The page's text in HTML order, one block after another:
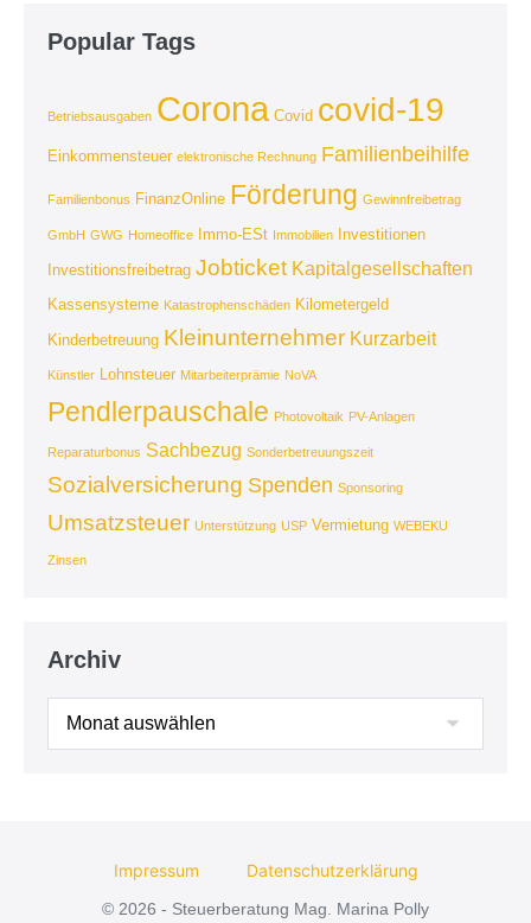
Popular Tags
Betriebsausgaben Corona Covid covid-19
Einkommensteuer elektronische Rechnung Familienbeihilfe
Familienbonus FinanzOnline Förderung Gewinnfreibetrag
GmbH GWG Homeoffice Immo-ESt Immobilien
Investitionen
Investitionsfreibetrag Jobticket Kapitalgesellschaften
Kassensysteme Katastrophenschäden Kilometergeld
Kinderbetreuung Kleinunternehmer Kurzarbeit
Künstler Lohnsteuer Mitarbeiterprämie NoVA
Pendlerpauschale Photovoltaik PV-Anlagen
Reparaturbonus Sachbezug Sonderbetreuungszeit
Sozialversicherung Spenden Sponsoring
Umsatzsteuer Unterstützung USP Vermietung WEBEKU
Zinsen
Archiv
Archiv
Impressum Datenschutzerklärung
© 2026 - Steuerberatung Mag. Marina Polly